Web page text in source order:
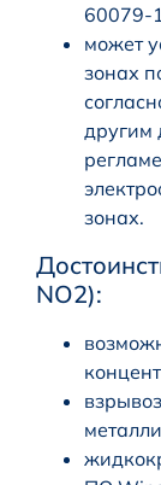
60079-
может
зонах
другим
зонах.
NO2):